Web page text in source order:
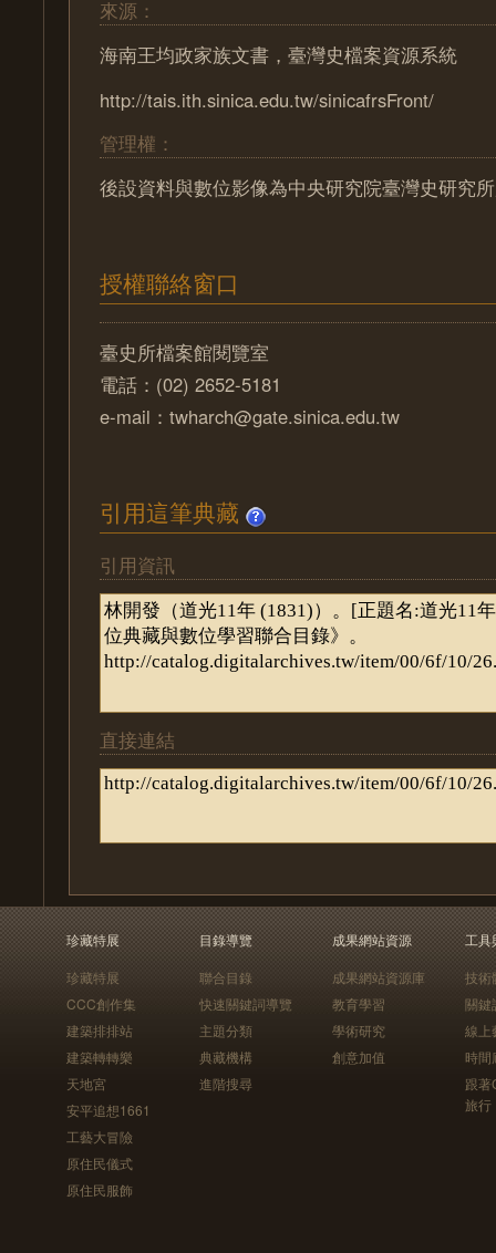
來源：
海南王均政家族文書，臺灣史檔案資源系統
http://tais.ith.sinica.edu.tw/sinicafrsFront/
管理權：
後設資料與數位影像為中央研究院臺灣史研究
授權聯絡窗口
臺史所檔案館閱覽室
電話：(02) 2652-5181
e-mail：twharch@gate.sinica.edu.tw
引用這筆典藏
引用資訊
直接連結
珍藏特展
珍藏特展
CCC創作集
建築排排站
建築轉轉樂
天地宮
安平追想1661
工藝大冒險
原住民儀式
原住民服飾
目錄導覽
聯合目錄
快速關鍵詞導覽
主題分類
典藏機構
進階搜尋
成果網站資源
成果網站資源庫
教育學習
學術研究
創意加值
工具
技術
關鍵
線上
時間
跟
旅行